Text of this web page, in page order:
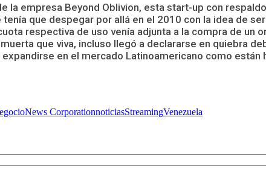
la empresa Beyond Oblivion, esta start-up con
que despegar por allá en el 2010 con la idea de
respectiva de uso venía adjunta a la compra de un
que viva, incluso llegó a declararse en quiebra
en el mercado Latinoamericano como
News CorporationnoticiasStreamingVenezuela